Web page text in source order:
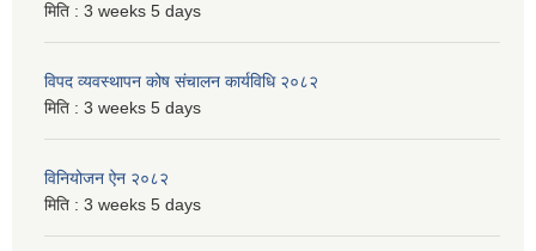
मिति : 3 weeks 5 days
विपद व्यवस्थापन कोष संचालन कार्यविधि २०८२
मिति : 3 weeks 5 days
विनियोजन ऐन २०८२
मिति : 3 weeks 5 days